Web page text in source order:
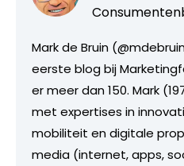
Mark de Bruin
eerste blog bij
er meer dan 150. Mark
met expertises in
mobiliteit en digitale
media (internet, apps,